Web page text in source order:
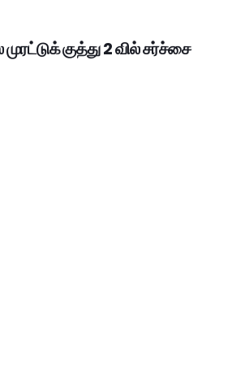
குத்து 2 வில் சர்ச்சை